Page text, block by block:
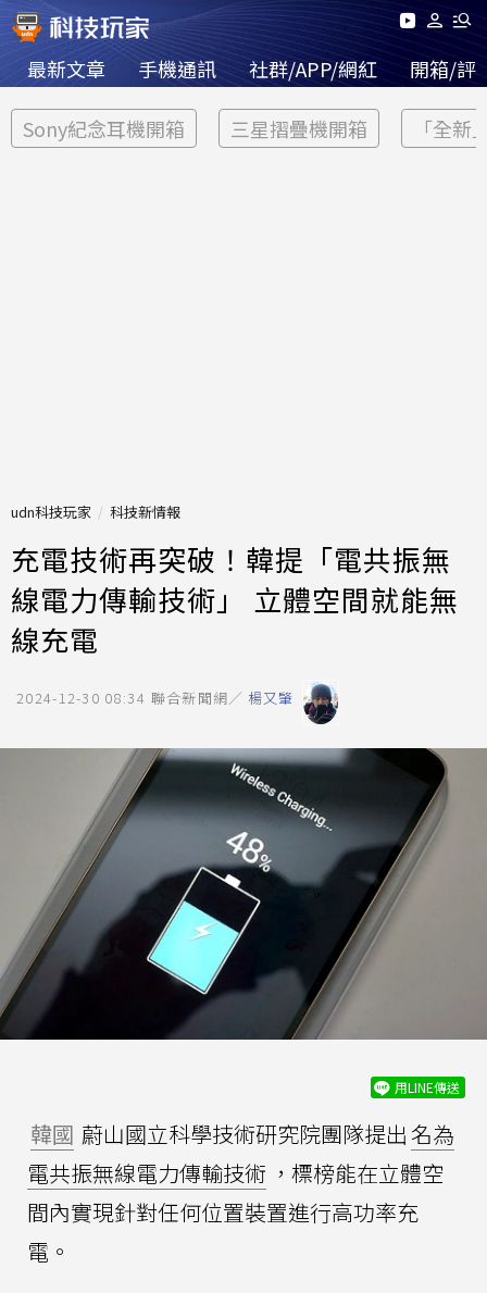
最新文章 手機通訊 社群/APP/網紅 開箱/評
Sony紀念耳機開箱 三星摺疊機開箱 「全新
udn科技玩家 科技新情報
充電技術再突破！韓提「電共振無
線電力傳輸技術」 立體空間就能無
線充電
2024-12-30 08:34 聯合新聞網／ 楊又肇
用LINE傳送
韓國 蔚山國立科學技術研究院團隊提出 名為
電共振無線電力傳輸技術 ，標榜能在立體空
間內實現針對任何位置裝置進行高功率充
電。